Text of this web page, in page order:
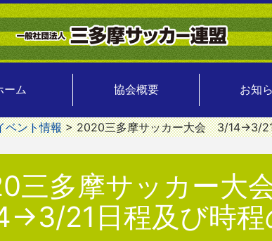
ーム 協会概要 お知
ベント情報>2020三多摩サッカー大会 3/14→3/
三多摩サッカー大
21日程及び時程